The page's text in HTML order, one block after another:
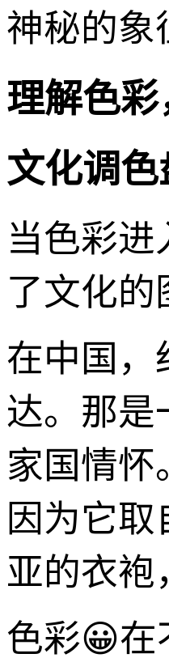
神秘的象
理解色
文化调
当色彩
了文化的
在中国，
达。那是
家国情怀
因为它
亚的衣袍
色彩😀在